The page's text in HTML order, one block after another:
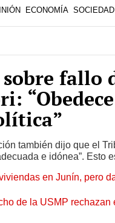
ECONOMÍA SOCIEDAD
fallo
también dijo que el
e idónea”. Esto
en Junín, pero
de la USMP rechazan